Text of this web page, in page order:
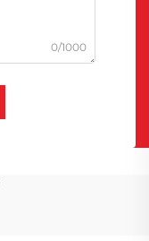
0/1000